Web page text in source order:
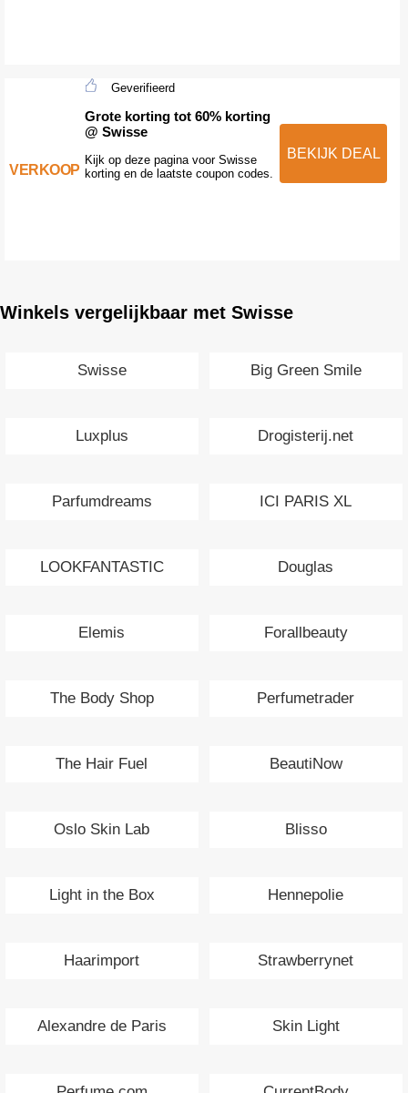
VERKOOP
Geverifieerd
Grote korting tot 60% korting
@ Swisse
Kijk op deze pagina voor Swisse
korting en de laatste coupon codes.
BEKIJK DEAL
Winkels vergelijkbaar met Swisse
Swisse Big Green Smile
Luxplus Drogisterij.net
Parfumdreams ICI PARIS XL
LOOKFANTASTIC Douglas
Elemis Forallbeauty
The Body Shop Perfumetrader
The Hair Fuel BeautiNow
Oslo Skin Lab Blisso
Light in the Box Hennepolie
Haarimport Strawberrynet
Alexandre de Paris Skin Light